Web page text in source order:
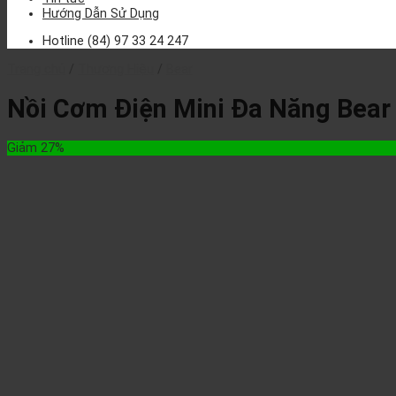
Hướng Dẫn Sử Dụng
Hotline (84) 97 33 24 247
Nồi Cơm Điện Mini Đa Năng Bear
Giảm 27%